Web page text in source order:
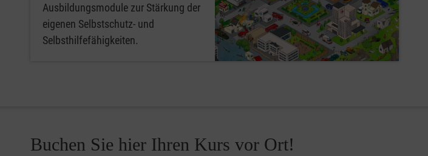
Ausbildungsmodule zur Stärkung der
eigenen Selbstschutz- und
Selbsthilfefähigkeiten.
Buchen Sie hier Ihren Kurs vor Ort!